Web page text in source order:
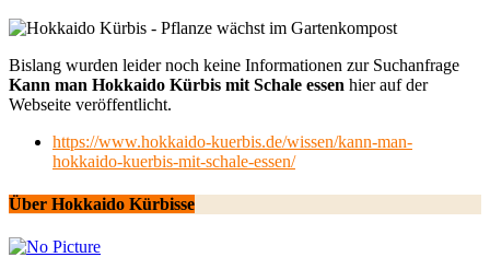
Bislang wurden leider noch keine Informationen zur Suchanfrage
Kann man Hokkaido Kürbis mit Schale essen hier auf der
Webseite veröffentlicht.
https://www.hokkaido-kuerbis.de/wissen/kann-man-
hokkaido-kuerbis-mit-schale-essen/
Über Hokkaido Kürbisse